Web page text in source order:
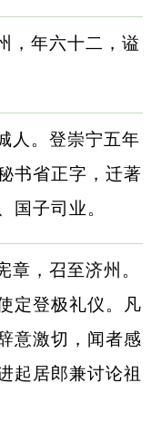
，年六十二，谥
人。登崇宁五年
书省正字，迁著
国子司业。
章，召至济州。
定登极礼仪。凡
意激切，闻者感
起居郎兼讨论祖